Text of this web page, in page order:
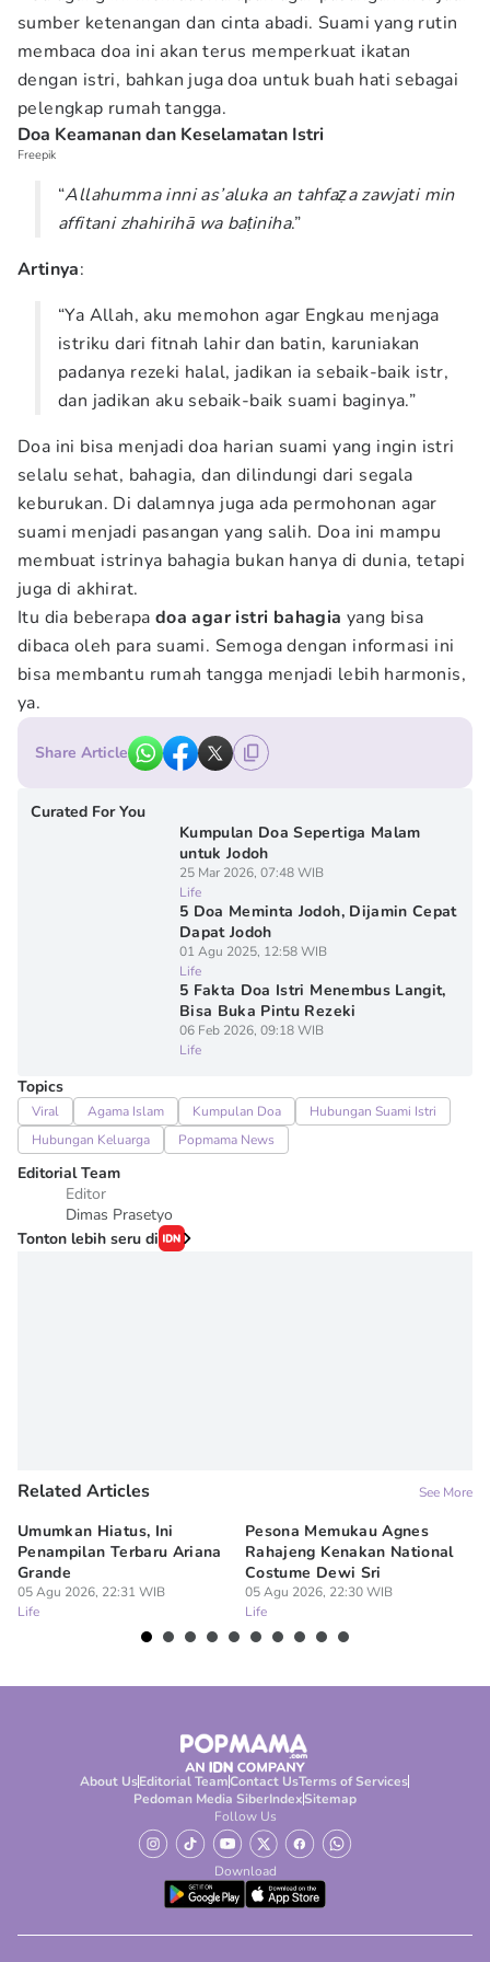
sumber ketenangan dan cinta abadi. Suami yang rutin
membaca doa ini akan terus memperkuat ikatan
dengan istri, bahkan juga doa untuk buah hati sebagai
pelengkap rumah tangga.
Doa Keamanan dan Keselamatan Istri
Freepik
“Allahumma inni as’aluka an tahfaẓa zawjati min
affitani zhahirihā wa baṭiniha.”
Artinya:
“Ya Allah, aku memohon agar Engkau menjaga
istriku dari fitnah lahir dan batin, karuniakan
padanya rezeki halal, jadikan ia sebaik-baik istr,
dan jadikan aku sebaik-baik suami baginya.”
Doa ini bisa menjadi doa harian suami yang ingin istri
selalu sehat, bahagia, dan dilindungi dari segala
keburukan. Di dalamnya juga ada permohonan agar
suami menjadi pasangan yang salih. Doa ini mampu
membuat istrinya bahagia bukan hanya di dunia, tetapi
juga di akhirat.
Itu dia beberapa doa agar istri bahagiayang bisa
dibaca oleh para suami. Semoga dengan informasi ini
bisa membantu rumah tangga menjadi lebih harmonis,
ya.
Share Article
Curated For You
Kumpulan Doa Sepertiga Malam
untuk Jodoh
25 Mar 2026, 07:48 WIB
Life
5 Doa Meminta Jodoh, Dijamin Cepat
Dapat Jodoh
01 Agu 2025, 12:58 WIB
Life
5 Fakta Doa Istri Menembus Langit,
Bisa Buka Pintu Rezeki
06 Feb 2026, 09:18 WIB
Life
Topics
Viral Agama Islam Kumpulan Doa
Hubungan Suami Istri
Hubungan Keluarga
Popmama News
Editorial Team
Editor
Dimas Prasetyo
Tonton lebih seru di
Related Articles See More
Umumkan Hiatus, Ini
Penampilan Terbaru Ariana
Grande
05 Agu 2026, 22:31 WIB
Life
Pesona Memukau Agnes
Rahajeng Kenakan National
Costume Dewi Sri
05 Agu 2026, 22:30 WIB
Life
About UsEditorial TeamContact UsTerms of Services
Pedoman Media SiberIndexSitemap
Follow Us
Download